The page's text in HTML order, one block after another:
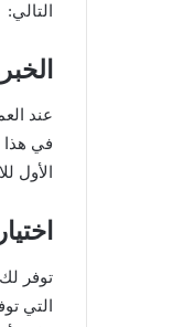
التالي:
عند
في هذا
الأول
توفر
التي